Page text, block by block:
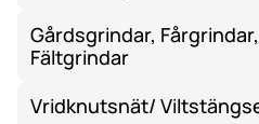
Gårdsgrindar, Fårgrindar,
Fältgrindar
Vridknutsnät/